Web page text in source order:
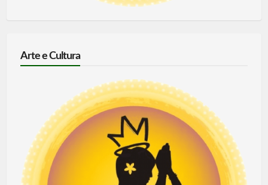
Arte e Cultura